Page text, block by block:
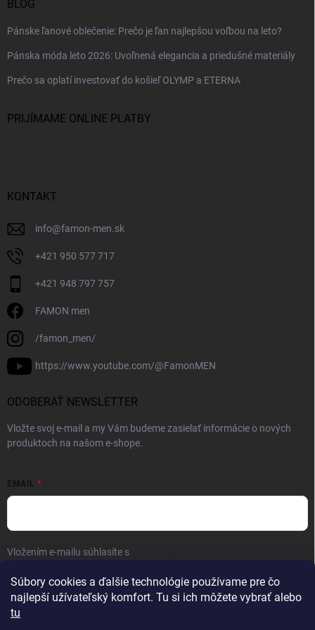
Súbory cookies a ďalšie technológie používame pre čo
najlepší užívateľský komfort. Tu si ich môžete vybrať alebo
tu
BLOG
Pánske ľanové oblečenie: Prečo je ľan najlepšou voľbou na leto?
Pánska móda leto 2026: Uvoľnená elegancia a priedušné materiály
Prečo sa oplatí investovať do košieľ OLYMP a ETERNA
PRIJÍMAME ONLINE PLATBY
KONTAKT
info@famon-men.sk
+421 950 577 717
+421 948 797 757
FAMON men
/famon_men/
https://www.youtube.com/@FamonMEN
ODOBERAŤ NEWSLETTER
Vložte svoj e-mail a my Vám budeme zasielať informácie o nových
produktoch na našom e-shope.
EMAIL
Vložením e-mailu súhlasíte s
Prihlásiť sa